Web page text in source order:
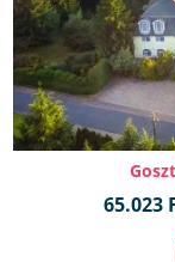
65.023